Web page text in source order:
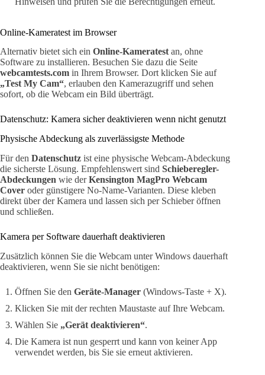
Online-Kameratest im Browser
Alternativ bietet sich ein Online-Kameratestan, ohne
Software zu installieren. Besuchen Sie dazu die Seite
webcamtests.com in Ihrem Browser. Dort klicken Sie auf
„Test My Cam“, erlauben den Kamerazugriff und sehen
sofort, ob die Webcam ein Bild überträgt.
Datenschutz: Kamera sicher deaktivieren wenn nicht genutzt
Physische Abdeckung als zuverlässigste Methode
Für den Datenschutz ist eine physische Webcam-Abdeckung
die sicherste Lösung. Empfehlenswert sind Schieberegler-
Abdeckungen wie derKensington MagPro Webcam
Cover oder günstigere No-Name-Varianten. Diese kleben
direkt über der Kamera und lassen sich per Schieber öffnen
und schließen.
Kamera per Software dauerhaft deaktivieren
Zusätzlich können Sie die Webcam unter Windows dauerhaft
deaktivieren, wenn Sie sie nicht benötigen:
Öffnen Sie den Geräte-Manager (Windows-Taste + X).
Klicken Sie mit der rechten Maustaste auf Ihre Webcam.
Wählen Sie „Gerät deaktivieren“.
Die Kamera ist nun gesperrt und kann von keiner App
verwendet werden, bis Sie sie erneut aktivieren.